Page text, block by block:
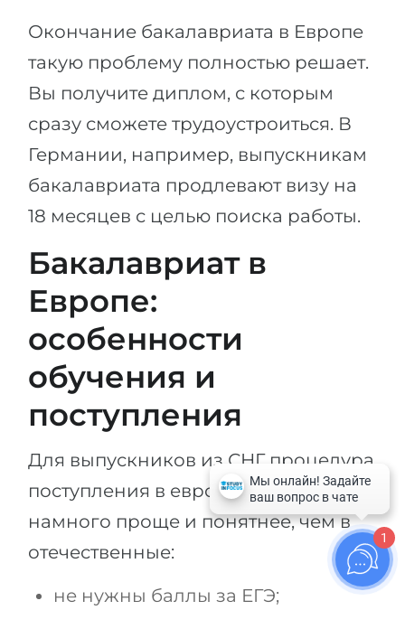
Окончание бакалавриата в Европе
такую проблему полностью решает.
Вы получите диплом, с которым
сразу сможете трудоустроиться. В
Германии, например, выпускникам
бакалавриата продлевают визу на
18 месяцев с целью поиска работы.
Бакалавриат в
Европе:
особенности
обучения и
поступления
Для выпускников из СНГ процедура
поступления в европейские вузы
намного проще и понятнее, чем в
отечественные:
не нужны баллы за ЕГЭ;
1